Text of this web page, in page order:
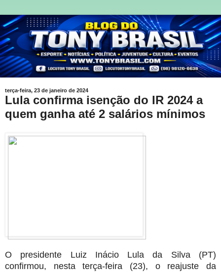
terça-feira, 23 de janeiro de 2024
Lula confirma isenção do IR 2024 a
quem ganha até 2 salários mínimos
O presidente Luiz Inácio Lula da Silva (PT)
confirmou, nesta terça-feira (23), o reajuste da